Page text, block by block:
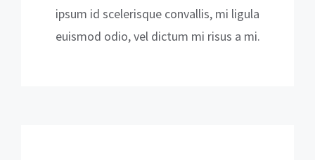
ipsum id scelerisque convallis, mi ligula
euismod odio, vel dictum mi risus a mi.